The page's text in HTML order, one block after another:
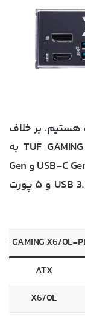
بر خلاف
مدل قبلی، مادربرد TUF GAMING X670E-PLUS WIFI به
درگاه USB4 مجهز نیست و دو درگاه USB-C Gen 2×2 و Gen
2 داره. به جز اون شاهد ۳ پورت USB 3.2 Gen 2 و ۵ پورت
GAMING X670E-
ATX
X670E